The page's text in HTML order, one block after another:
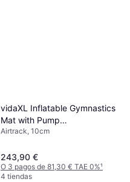
vidaXL Inflatable Gymnastics
Mat with Pump
800x100x10cm
Airtrack, 10cm
243,90 €
O 3 pagos de 81,30 € TAE 0%¹
4 tiendas